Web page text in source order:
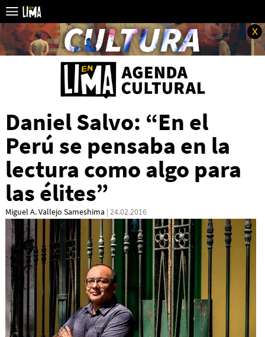
x
Daniel Salvo: “En el
Perú se pensaba en la
lectura como algo para
las élites”
Miguel A. Vallejo Sameshima | 24.02.2016